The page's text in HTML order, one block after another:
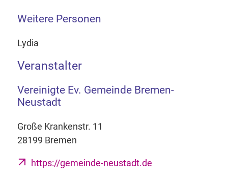
Weitere Personen
Lydia
Veranstalter
Vereinigte Ev. Gemeinde Bremen-
Neustadt
Große Krankenstr. 11
28199 Bremen
https://gemeinde-neustadt.de